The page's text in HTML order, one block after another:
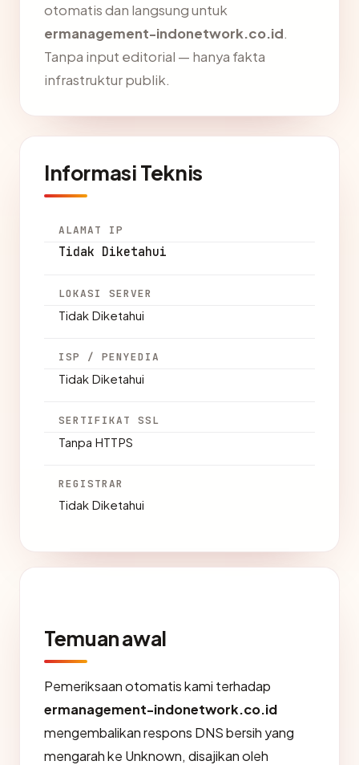
otomatis dan langsung untuk
ermanagement-indonetwork.co.id.
Tanpa input editorial — hanya fakta
infrastruktur publik.
Informasi Teknis
ALAMAT IP
Tidak Diketahui
LOKASI SERVER
Tidak Diketahui
ISP / PENYEDIA
Tidak Diketahui
SERTIFIKAT SSL
Tanpa HTTPS
REGISTRAR
Tidak Diketahui
Temuan awal
Pemeriksaan otomatis kami terhadap
ermanagement-indonetwork.co.id
mengembalikan respons DNS bersih yang
mengarah ke Unknown, disajikan oleh